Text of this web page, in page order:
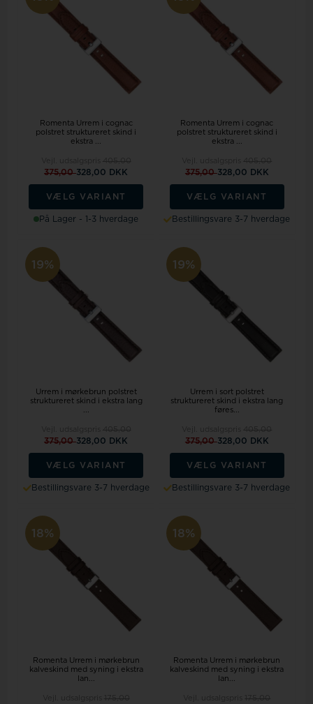
Romenta Urrem i cognac
polstret struktureret skind i
ekstra ...
375,00328,00 DKK
VÆLG VARIANT
På Lager - 1-3 hverdage
Romenta Urrem i cognac
polstret struktureret skind i
ekstra ...
375,00328,00 DKK
VÆLG VARIANT
Bestillingsvare 3-7 hverdage
19%
Urrem i mørkebrun polstret
struktureret skind i ekstra lang
375,00328,00 DKK
VÆLG VARIANT
Bestillingsvare 3-7 hverdage
19%
Urrem i sort polstret
struktureret skind i ekstra lang
føres...
375,00328,00 DKK
VÆLG VARIANT
Bestillingsvare 3-7 hverdage
18%
Romenta Urrem i mørkebrun
kalveskind med syning i ekstra
lan...
18%
Romenta Urrem i mørkebrun
kalveskind med syning i ekstra
lan...